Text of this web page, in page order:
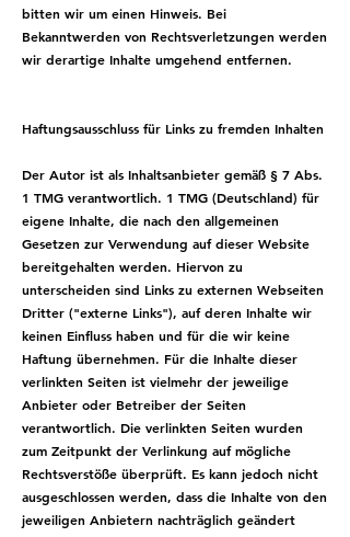
bitten wir um einen Hinweis. Bei
Bekanntwerden von Rechtsverletzungen werden
wir derartige Inhalte umgehend entfernen.
Haftungsausschluss für Links zu fremden Inhalten
Der Autor ist als Inhaltsanbieter gemäß § 7 Abs.
1 TMG verantwortlich. 1 TMG (Deutschland) für
eigene Inhalte, die nach den allgemeinen
Gesetzen zur Verwendung auf dieser Website
bereitgehalten werden. Hiervon zu
unterscheiden sind Links zu externen Webseiten
Dritter ("externe Links"), auf deren Inhalte wir
keinen Einfluss haben und für die wir keine
Haftung übernehmen. Für die Inhalte dieser
verlinkten Seiten ist vielmehr der jeweilige
Anbieter oder Betreiber der Seiten
verantwortlich. Die verlinkten Seiten wurden
zum Zeitpunkt der Verlinkung auf mögliche
Rechtsverstöße überprüft. Es kann jedoch nicht
ausgeschlossen werden, dass die Inhalte von den
jeweiligen Anbietern nachträglich geändert